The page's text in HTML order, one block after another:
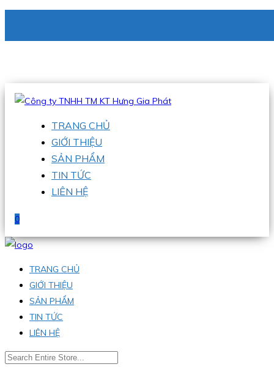
Hotline:0938 336 079
TRANG CHỦ
GIỚI THIỆU
SẢN PHẨM
TIN TỨC
LIÊN HỆ
0
TRANG CHỦ
GIỚI THIỆU
SẢN PHẨM
TIN TỨC
LIÊN HỆ